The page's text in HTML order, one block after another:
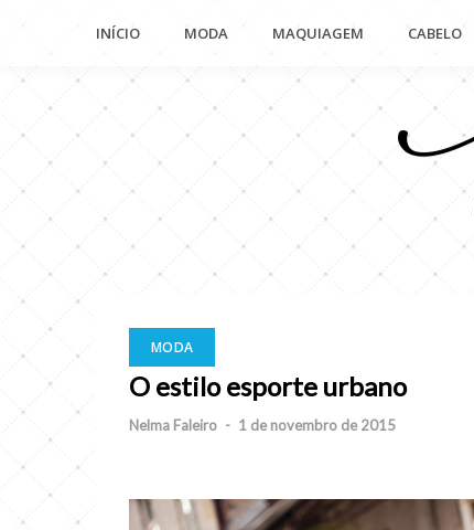
conteúdo
INÍCIO MODA MAQUIAGEM CABELO
MODA
O estilo esporte urbano
Nelma Faleiro - 1 de novembro de 2015